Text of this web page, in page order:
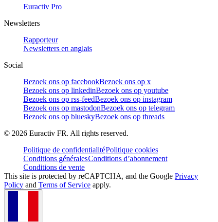
Euractiv Pro
Newsletters
Rapporteur
Newsletters en anglais
Social
Bezoek ons op facebookBezoek ons op x
Bezoek ons op linkedinBezoek ons op youtube
Bezoek ons op rss-feedBezoek ons op instagram
Bezoek ons op mastodonBezoek ons op telegram
Bezoek ons op blueskyBezoek ons op threads
© 2026 Euractiv FR. All rights reserved.
Politique de confidentialitéPolitique cookies
Conditions généralesConditions d’abonnement
Conditions de vente
This site is protected by reCAPTCHA, and the Google Privacy
Policy and Terms of Service apply.